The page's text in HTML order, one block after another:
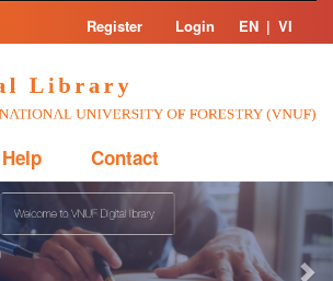
Register Login EN | VI
Help Contact